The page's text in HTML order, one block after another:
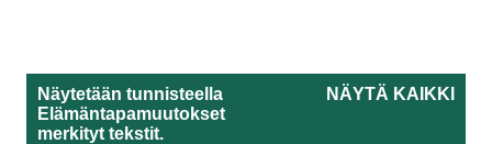
Näytetään tunnisteella
Elämäntapamuutokset
merkityt tekstit.
NÄYTÄ KAIKKI